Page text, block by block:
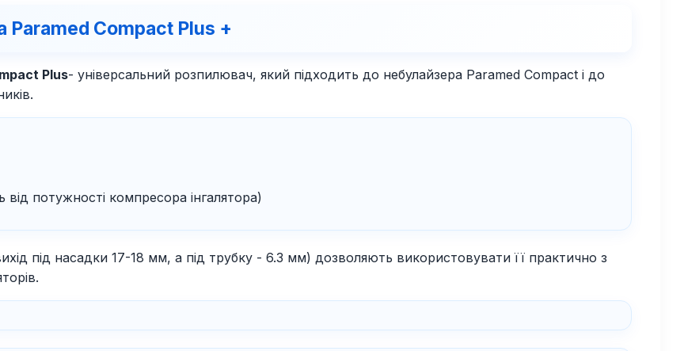
Paramed Compact Plus +
Plus- універсальний розпилювач, який підходить до небулайзера Paramed Compact і до
потужності компресора інгалятора)
під насадки 17-18 мм, а під трубку - 6.3 мм) дозволяють використовувати її практично з